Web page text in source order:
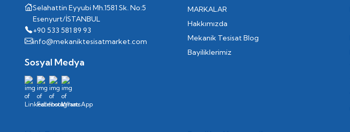
Selahattin Eyyubi Mh.1581 Sk. No:5
Esenyurt/İSTANBUL
+90 533 581 89 93
info@mekaniktesisatmarket.com
Sosyal Medya
MARKALAR
Hakkımızda
Mekanik Tesisat Blog
Bayiliklerimiz